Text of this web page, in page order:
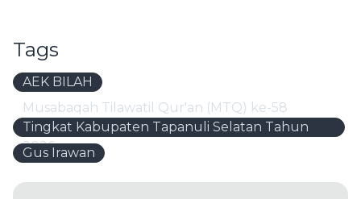
Tags
AEK BILAH
Musabaqah Tilawatil Qur'an (MTQ) ke-58
Tingkat Kabupaten Tapanuli Selatan Tahun
2026
Gus Irawan